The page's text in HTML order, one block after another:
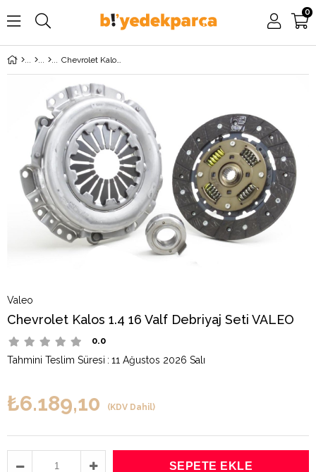
0
Chevrolet Kalos 1.4 16 Valf Debriyaj Seti VALEO
Valeo
Chevrolet Kalos 1.4 16 Valf Debriyaj Seti VALEO
0.0
Tahmini Teslim Süresi : 11 Ağustos 2026 Salı
₺6.189,10 (KDV Dahil)